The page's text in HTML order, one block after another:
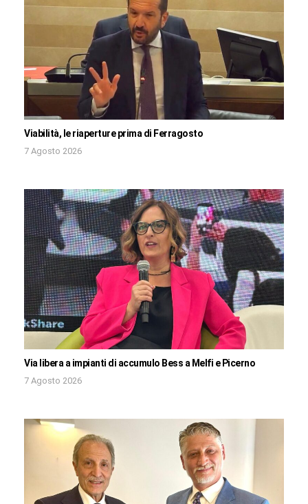
Viabilità, le riaperture prima di Ferragosto
7 Agosto 2026
Via libera a impianti di accumulo Bess a Melfi e Picerno
7 Agosto 2026